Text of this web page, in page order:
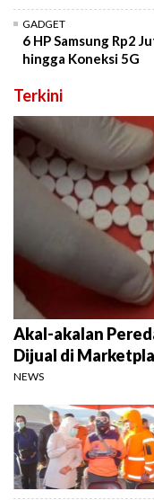
GADGET
6 HP Samsung Rp2
hingga Koneksi 5G
Terkini
Akal-akalan
Dijual di
NEWS